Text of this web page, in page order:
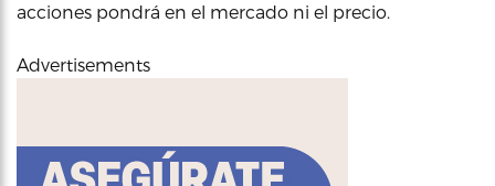
acciones pondrá en el mercado ni el precio.
Advertisements